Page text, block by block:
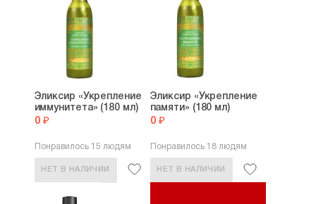
Эликсир «Укрепление
иммунитета» (180 мл)
0 ₽
Понравилось 15 людям
НЕТ В НАЛИЧИИ
Эликсир «Укрепление
памяти» (180 мл)
0 ₽
Понравилось 18 людям
НЕТ В НАЛИЧИИ